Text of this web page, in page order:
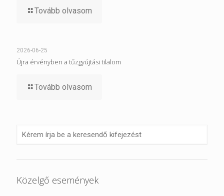
Tovább olvasom
2026-06-25
Újra érvényben a tűzgyújtási tilalom
Tovább olvasom
Közelgő események